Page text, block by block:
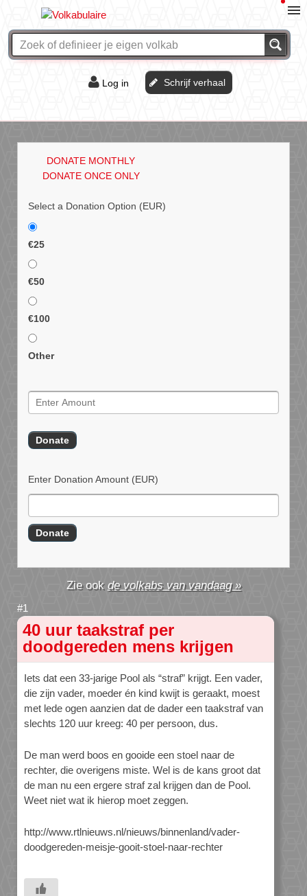
Log in Schrijf verhaal
DONATE MONTHLY
DONATE ONCE ONLY
Select a Donation Option (EUR)
€25
€50
€100
Other
Enter Donation Amount (EUR)
de volkabs van vandaag »
40 uur taakstraf per
doodgereden mens krijgen
Iets dat een 33-jarige Pool als “straf” krijgt. Een vader,
die zijn vader, moeder én kind kwijt is geraakt, moest
met lede ogen aanzien dat de dader een taakstraf van
slechts 120 uur kreeg: 40 per persoon, dus.
De man werd boos en gooide een stoel naar de
rechter, die overigens miste. Wel is de kans groot dat
de man nu een ergere straf zal krijgen dan de Pool.
Weet niet wat ik hierop moet zeggen.
http://www.rtlnieuws.nl/nieuws/binnenland/vader-
doodgereden-meisje-gooit-stoel-naar-rechter